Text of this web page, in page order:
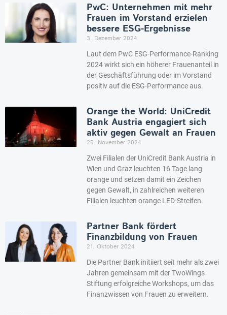
PwC: Unternehmen mit mehr
Frauen im Vorstand erzielen
bessere ESG-Ergebnisse
3. Dezember 2024
Laut dem PwC ESG-Performance-Ranking
2024 wirkt sich ein höherer Frauenanteil in
der Geschäftsführung oder im Vorstand
positiv auf die ESG-Performance aus.
Orange the World: UniCredit
Bank Austria engagiert sich
aktiv gegen Gewalt an Frauen
25. November 2024
Zwei Filialen der UniCredit Bank Austria in
Wien und Graz leuchten 16 Tage lang
orange und setzen damit ein Zeichen
gegen Gewalt, in zahlreichen weiteren
Filialen leuchten orange LED-Streifen.
Partner Bank fördert
Finanzbildung von Frauen
21. Oktober 2024
Die Partner Bank initiiert seit mehr als zwei
Jahren gemeinsam mit der TwoWings
Stiftung erfolgreiche Workshops, um das
Finanzwissen von Frauen zu erweitern.